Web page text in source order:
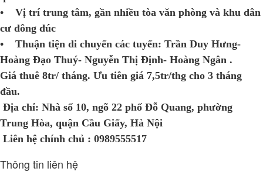
• Vị trí trung tâm, gần nhiều tòa văn phòng và khu dân
cư đông đúc
• Thuận tiện di chuyển các tuyến: Trần Duy Hưng-
Hoàng Đạo Thuý- Nguyễn Thị Định- Hoàng Ngân .
Giá thuê 8tr/ tháng. Ưu tiên giá 7,5tr/thg cho 3 tháng
đầu.
Địa chỉ: Nhà số 10, ngõ 22 phố Đỗ Quang, phường
Trung Hòa, quận Cầu Giấy, Hà Nội
Liên hệ chính chủ : 0989555517
Thông tin liên hệ